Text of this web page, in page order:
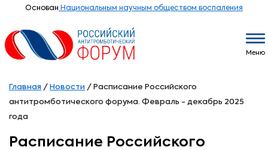
Основан Национальным научным обществом воспаления
Меню
Главная / Новости / Расписание Российского
антитромботического форума. Февраль - декабрь 2025
года
Расписание Российского